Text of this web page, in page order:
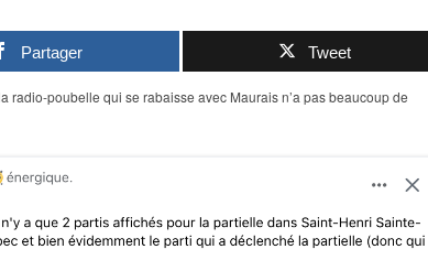
Partager Tweet
radio-poubelle qui se rabaisse avec Maurais n’a pas beaucoup de